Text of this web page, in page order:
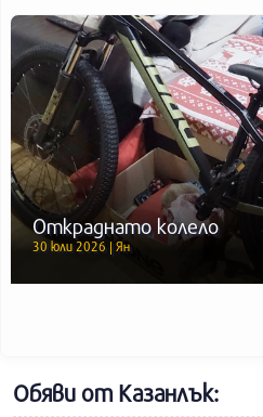
Откраднато колело
30 юли 2026 | Ян
Обяви от Казанлък: